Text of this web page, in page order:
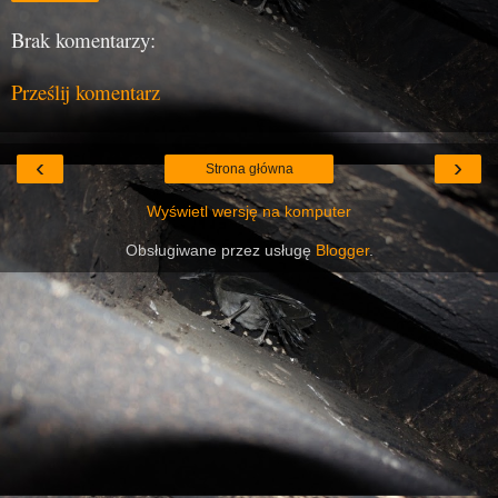
Brak komentarzy:
Prześlij komentarz
‹ ›
Strona główna
Wyświetl wersję na komputer
Obsługiwane przez usługę Blogger.